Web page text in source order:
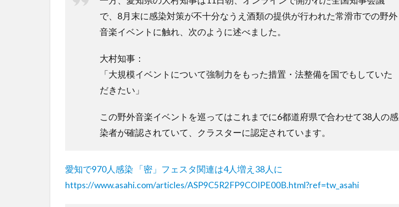
で、8月末に感染対策が不十分なうえ酒類の提供が行われた常滑市での野外
音楽イベントに触れ、次のように述べました。
大村知事：
「大規模イベントについて強制力をもった措置・法整備を国でもしていた
だきたい」
この野外音楽イベントを巡ってはこれまでに6都道府県で合わせて38人の感
染者が確認されていて、クラスターに認定されています。
愛知で970人感染 「密」フェスタ関連は4人増え38人に
https://www.asahi.com/articles/ASP9C5R2FP9COIPE00B.html?ref=tw_asahi